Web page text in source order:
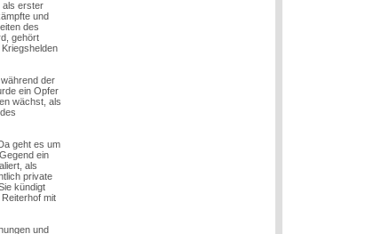
als erster
und
des
gehört
der
ein Opfer
wächst, als
geht es um
ein
als
private
kündigt
mit
und